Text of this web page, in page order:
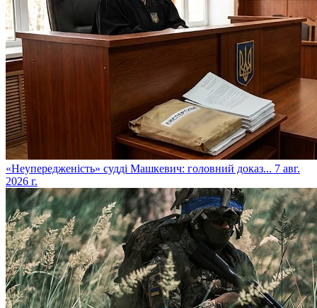
​«Неупередженість» судді Машкевич: головний доказ... 7 авг.
2026 г.